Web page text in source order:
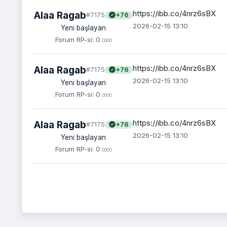
Alaa Ragab#7175 +76
Yeni başlayan
Forum RP-si: 0 .0000
https://ibb.co/4nrz6sBX
2026-02-15 13:10
Alaa Ragab#7175 +76
Yeni başlayan
Forum RP-si: 0 .0000
https://ibb.co/4nrz6sBX
2026-02-15 13:10
Alaa Ragab#7175 +76
Yeni başlayan
Forum RP-si: 0 .0000
https://ibb.co/4nrz6sBX
2026-02-15 13:10